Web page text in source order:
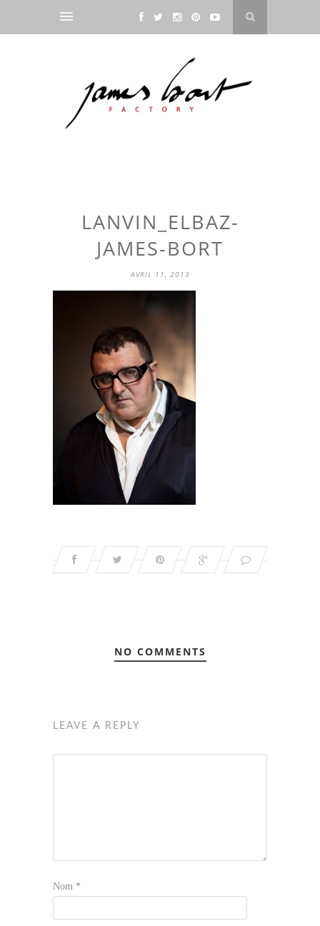
LANVIN_ELBAZ-
JAMES-BORT
AVRIL 11, 2013
NO COMMENTS
LEAVE A REPLY
Nom *